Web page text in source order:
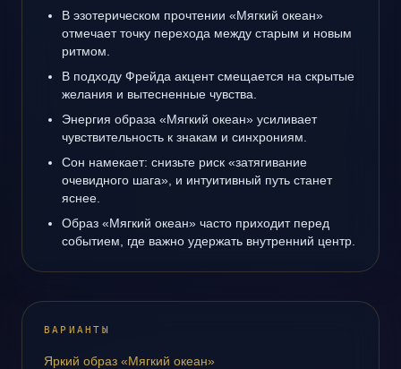
В эзотерическом прочтении «Мягкий океан»
отмечает точку перехода между старым и новым
ритмом.
В подходу Фрейда акцент смещается на скрытые
желания и вытесненные чувства.
Энергия образа «Мягкий океан» усиливает
чувствительность к знакам и синхрониям.
Сон намекает: снизьте риск «затягивание
очевидного шага», и интуитивный путь станет
яснее.
Образ «Мягкий океан» часто приходит перед
событием, где важно удержать внутренний центр.
ВАРИАНТЫ
Яркий образ «Мягкий океан»